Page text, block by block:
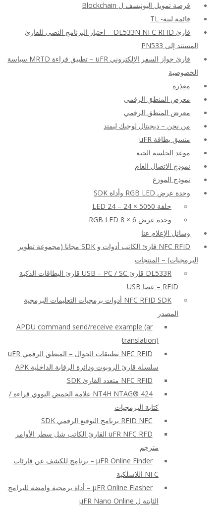
فرصة تمويل اليونيسف ل Blockchain
قائمة لينة- TL
قارئ DL533N NFC RFID – اختبار البرنامج النصي للقارئ
المستند إلى PN533
قارئ جواز السفر الإلكتروني uFR – تطبيق قراءة MRTD سياسة
الخصوصية
معذرة
معرض المنطق الرقمي
معرض المنطق الرقمي
من نحن – ديجيتال لوجيك ليمتد
منسق بطاقة uFR
موعد الجلسة الحية
نموذج الاتصال العام
نموذج الموزع
وحدة عرض RGB LED وأداة SDK
حلقة LED 24 – 24 × 5050
وحدة عرض RGB LED 8 × 6
وسائل الإعلام عنا
NFC RFID قارئ الكاتب أدوات و SDK مجانا (مجموعة تطوير
البرمجيات) – المنتجات
DL533R قارئ USB – PC / SC قارئ البطاقات الذكية
RFID – عصا USB
NFC RFID SDK أدوات برمجيات التعليمات البرمجية
المصدر
APDU command send/receive example (ar
translation)
NFC RFID تطبيقات الجوال – المنطق الرقمي uFR
سلسلة قارئ الروبوت ودائرة الرقابة الداخلية APK
NFC RFID متعدد القارئ SDK
NT4H NTAG® 424 علامة الحمض النووي قراءة /
كتابة البرمجيات
RFID NFC برنامج التوقيع الرقمي SDK
uFR NFC RFD القارئ الكاتب شل سطر الأوامر
مترجم
μFR Online Finder – برنامج للكشف عن قارئات
NFC اللاسلكية
μFR Online Flasher – أداة برمجية وامضة للبرامج
الثابتة ل μFR Nano Online